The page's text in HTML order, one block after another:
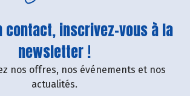
contact, inscrivez-vous à la
newsletter !
nos offres, nos événements et nos
actualités.